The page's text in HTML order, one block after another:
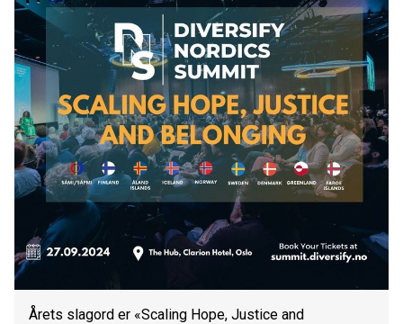
Årets slagord er «Scaling Hope, Justice and